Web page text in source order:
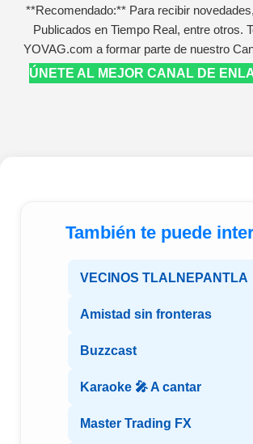
**Recomendado:** Para recibir
Publicados en Tiempo Real, entre otros.
YOVAG.com a formar parte de nuestro
ÚNETE AL MEJOR CANAL DE
También te puede
VECINOS TLALNEPANTLA
Amistad sin fronteras
Buzzcast
Karaoke 🎤 A cantar
Master Trading FX